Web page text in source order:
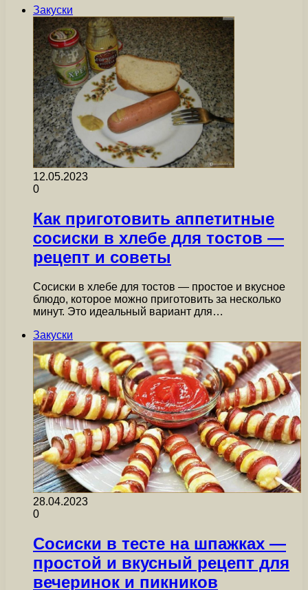
Закуски
12.05.2023
0
Как приготовить аппетитные
сосиски в хлебе для тостов —
рецепт и советы
Сосиски в хлебе для тостов — простое и вкусное
блюдо, которое можно приготовить за несколько
минут. Это идеальный вариант для…
Закуски
28.04.2023
0
Сосиски в тесте на шпажках —
простой и вкусный рецепт для
вечеринок и пикников